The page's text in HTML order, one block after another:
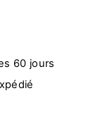
60 jours